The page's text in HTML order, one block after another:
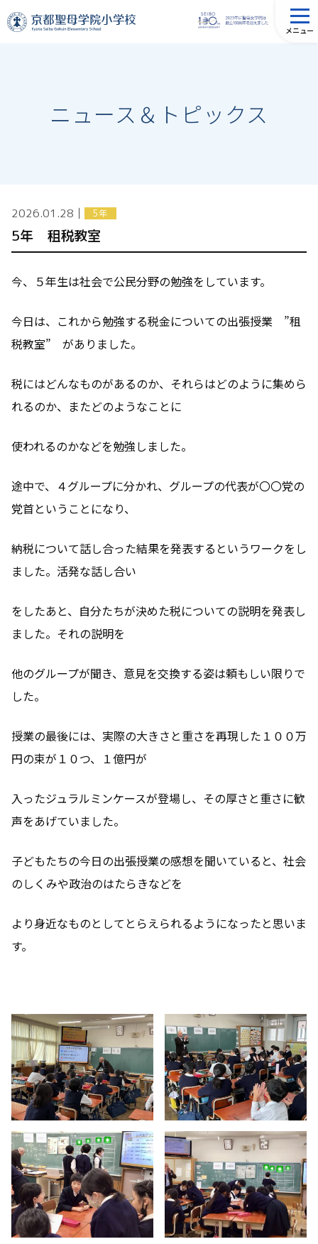
メニュー
ニュース＆トピックス
2026.01.28 │ 5年
5年 租税教室
今、５年生は社会で公民分野の勉強をしています。
今日は、これから勉強する税金についての出張授業 ”租
税教室” がありました。
税にはどんなものがあるのか、それらはどのように集めら
れるのか、またどのようなことに
使われるのかなどを勉強しました。
途中で、４グループに分かれ、グループの代表が〇〇党の
党首ということになり、
納税について話し合った結果を発表するというワークをし
ました。活発な話し合い
をしたあと、自分たちが決めた税についての説明を発表し
ました。それの説明を
他のグループが聞き、意見を交換する姿は頼もしい限りで
した。
授業の最後には、実際の大きさと重さを再現した１００万
円の束が１０つ、１億円が
入ったジュラルミンケースが登場し、その厚さと重さに歓
声をあげていました。
子どもたちの今日の出張授業の感想を聞いていると、社会
のしくみや政治のはたらきなどを
より身近なものとしてとらえられるようになったと思いま
す。